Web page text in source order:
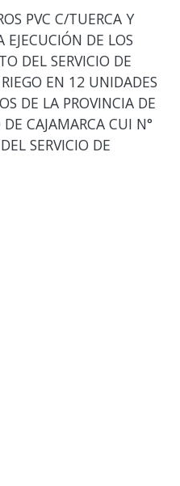
PVC C/TUERCA Y
DE LOS
DEL SERVICIO DE
EN 12 UNIDADES
DE LA PROVINCIA DE
CAJAMARCA CUI N°
SERVICIO DE